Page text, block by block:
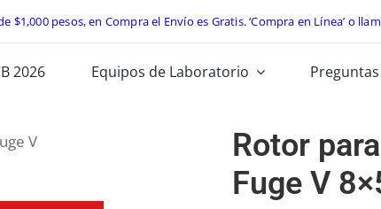
$1,000 pesos, en Compra el Envío es Gratis. ‘Compra en Línea’ o
2026 Equipos de Laboratorio
V
Rotor
Fuge V